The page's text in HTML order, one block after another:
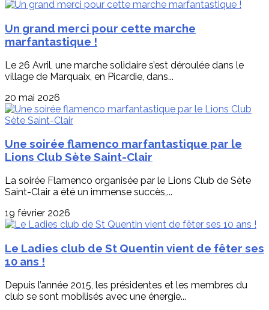
Un grand merci pour cette marche
marfantastique !
Le 26 Avril, une marche solidaire s’est déroulée dans le
village de Marquaix, en Picardie, dans...
20 mai 2026
Une soirée flamenco marfantastique par le
Lions Club Sète Saint-Clair
La soirée Flamenco organisée par le Lions Club de Sète
Saint-Clair a été un immense succès,...
19 février 2026
Le Ladies club de St Quentin vient de fêter ses
10 ans !
Depuis l’année 2015, les présidentes et les membres du
club se sont mobilisés avec une énergie...